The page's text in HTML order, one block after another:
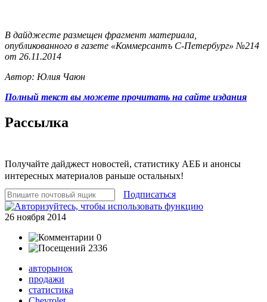
В дайджесте размещен фрагмент материала,
опубликованного в газете «Коммерсантъ С-Петербург» №214
от 26.11.2014
Автор: Юлия Чаюн
Полный текст вы можете прочитать на сайте издания
Рассылка
Получайте дайджест новостей, статистику АЕБ и анонсы
интересных материалов раньше остальных!
Подписаться
26 ноября 2014
0
2336
авторынок
продажи
статистика